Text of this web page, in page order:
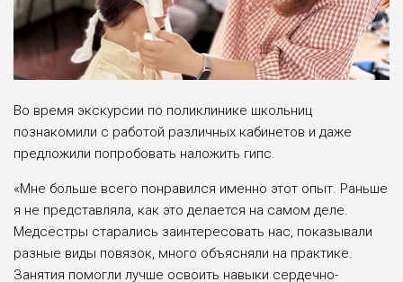
Во время экскурсии по поликлинике школьниц
познакомили с работой различных кабинетов и даже
предложили попробовать наложить гипс.
«Мне больше всего понравился именно этот опыт. Раньше
я не представляла, как это делается на самом деле.
Медсёстры старались заинтересовать нас, показывали
разные виды повязок, много объясняли на практике.
Занятия помогли лучше освоить навыки сердечно-